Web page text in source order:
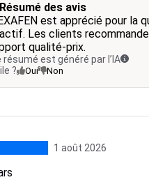
des avis
est apprécié pour la
Les clients
qualité-prix.
résumé est généré par l’IA
?
Oui Non
1 août 2026